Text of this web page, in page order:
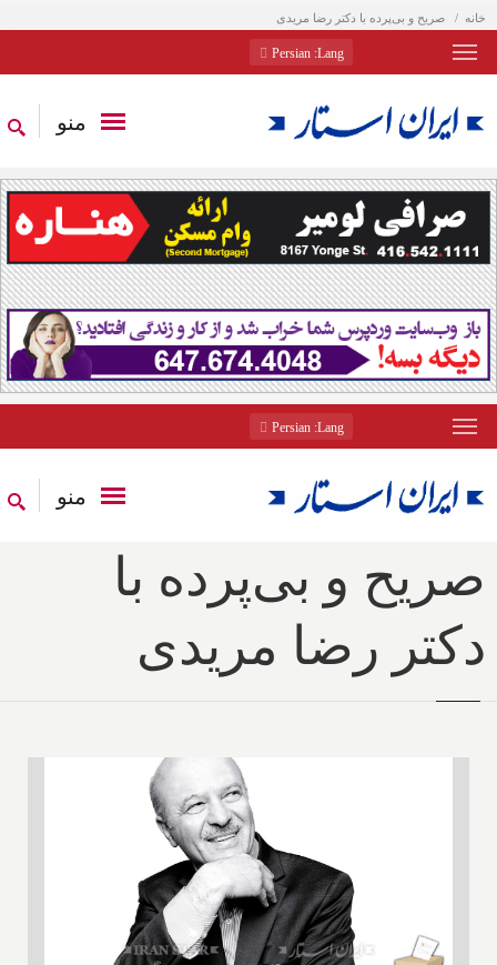
خانه صریح و بی‌پرده با دکتر رضا مریدی
Lang
: Persian
منو
Lang
: Persian
منو
صریح و بی‌پرده با
دکتر رضا مریدی